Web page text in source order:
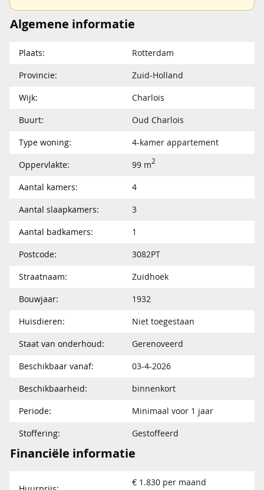
Algemene informatie
Plaats:
Rotterdam
Provincie:
Zuid-Holland
Wijk:
Charlois
Buurt:
Oud Charlois
Type woning:
4-kamer appartement
Oppervlakte:
99 m2
Aantal kamers:
4
Aantal slaapkamers:
3
Aantal badkamers:
1
Postcode:
3082PT
Straatnaam:
Zuidhoek
Bouwjaar:
1932
Huisdieren:
Niet toegestaan
Staat van onderhoud:
Gerenoveerd
Beschikbaar vanaf:
03-4-2026
Beschikbaarheid:
binnenkort
Periode:
Minimaal voor 1 jaar
Stoffering:
Gestoffeerd
Financiële informatie
€ 1.830 per maand